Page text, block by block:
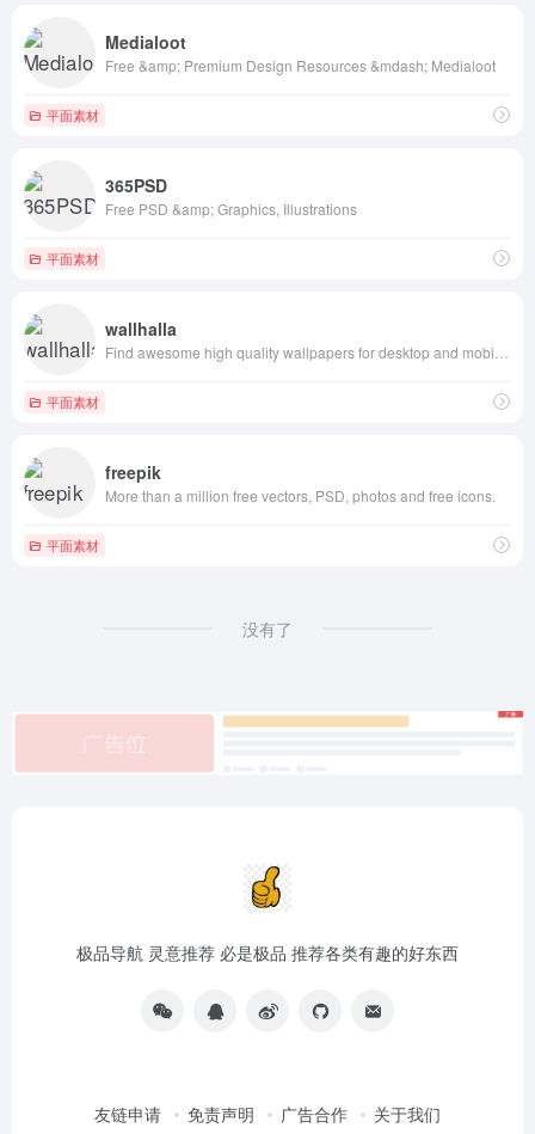
Medialoot
Free &amp; Premium Design Resources &mdash; Medialoot
平面素材
365PSD
Free PSD &amp; Graphics, Illustrations
平面素材
wallhalla
平面素材
freepik
More than a million free vectors, PSD, photos and free icons.
平面素材
没有了
极品导航 灵意推荐 必是极品 推荐各类有趣的好东西
友链申请 免责声明 广告合作 关于我们